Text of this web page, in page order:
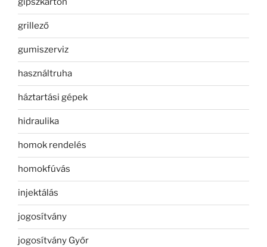
grillező
gumiszerviz
használtruha
háztartási gépek
hidraulika
homok rendelés
homokfúvás
injektálás
jogosítvány
jogosítvány Győr